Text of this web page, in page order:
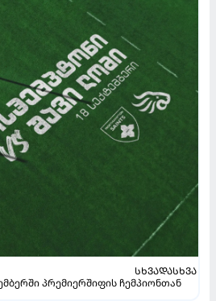
ᲡᲮᲕᲐᲓᲐᲡᲮᲕᲐ
პრემიერშიფის ჩემპიონთან